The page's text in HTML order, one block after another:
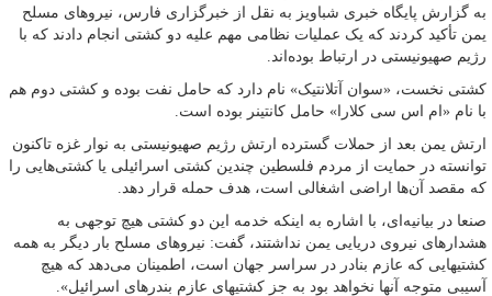
به گزارش پایگاه خبری شباویز به نقل از خبرگزاری فارس، نیروهای مسلح
یمن تأکید کردند که یک عملیات نظامی مهم علیه دو کشتی انجام دادند که با
رژیم صهیونیستی در ارتباط بوده‌اند.
کشتی نخست، «سوان آتلانتیک» نام دارد که حامل نفت بوده و کشتی دوم هم
با نام «ام اس سی کلارا» حامل کانتینر بوده است.
ارتش یمن بعد از حملات گسترده ارتش رژیم صهیونیستی به نوار غزه تاکنون
توانسته در حمایت از مردم فلسطین چندین کشتی اسرائیلی یا کشتی‌هایی را
که مقصد آن‌ها اراضی اشغالی است، هدف حمله قرار دهد.
صنعا در بیانیه‌ای، با اشاره به اینکه خدمه این دو کشتی هیچ توجهی به
هشدارهای نیروی دریایی یمن نداشتند، گفت: نیروهای مسلح بار دیگر به همه
کشتیهایی که عازم بنادر در سراسر جهان است، اطمینان می‌دهد که هیچ
آسیبی متوجه آنها نخواهد بود به جز کشتیهای عازم بندرهای اسرائیل».